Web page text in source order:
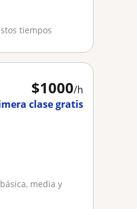
tiempos
$1000/h
clase gratis
media y